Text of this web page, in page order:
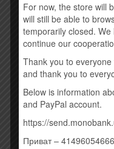
Украинская
Lounge
Hip-hop
Electronic Music
Instrumental Music
For now, the store will
will still be able to
temporarily closed.
continue our
Thank you to
and thank you to
Below is information
and PayPal account.
https://
Приват –